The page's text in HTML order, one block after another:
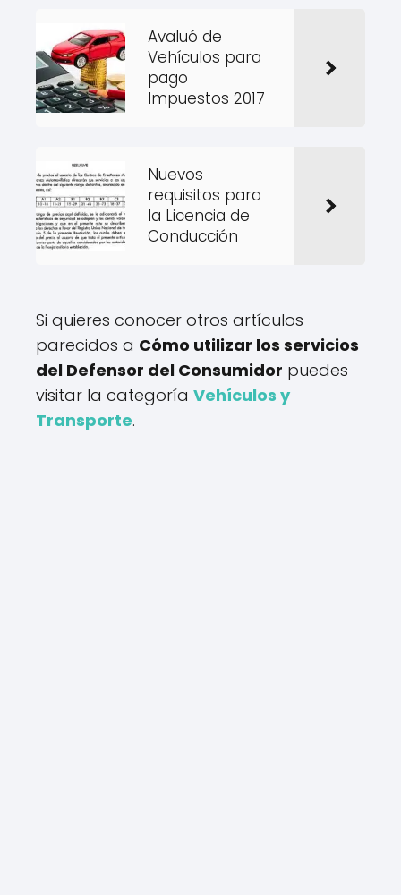
Avaluó de
Vehículos para
pago
Impuestos 2017
Nuevos
requisitos para
la Licencia de
Conducción
Si quieres conocer otros artículos
parecidos a Cómo utilizar los servicios
del Defensor del Consumidor puedes
visitar la categoría Vehículos y
Transporte.